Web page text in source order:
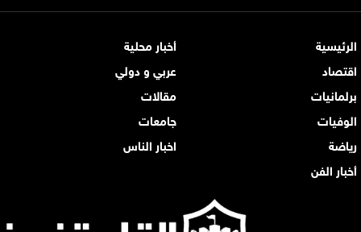
الرئيسية
أخبار محلية
اقتصاد
عربي و دولي
برلمانيات
مقالات
الوفيات
جامعات
رياضة
اخبار الناس
أخبار الفن